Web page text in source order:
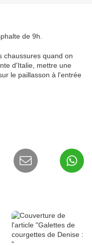
de 9h.
chaussures quand on
d'Italie, mettre une
le paillasson à l'entrée